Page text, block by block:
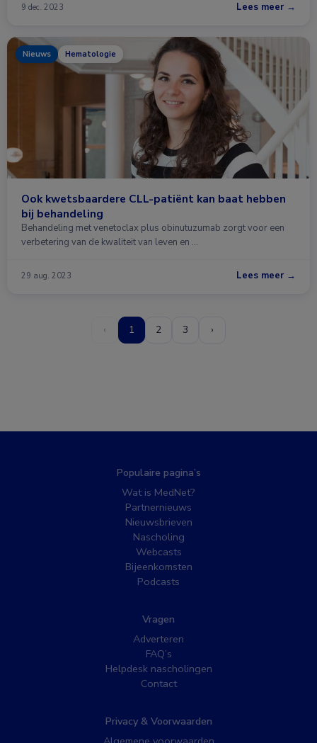
9 dec. 2023 Lees meer →
Nieuws Hematologie
Ook kwetsbaardere CLL-patiënt kan baat hebben
bij behandeling
Behandeling met venetoclax plus obinutuzumab zorgt voor een
verbetering van de kwaliteit van leven en …
29 aug. 2023 Lees meer →
‹ 1 2 3 ›
Populaire pagina’s
Wat is MedNet?
Partnernieuws
Nieuwsbrieven
Nascholing
Webcasts
Bijeenkomsten
Podcasts
Vragen
Adverteren
FAQ’s
Helpdesk nascholingen
Contact
Privacy & Voorwaarden